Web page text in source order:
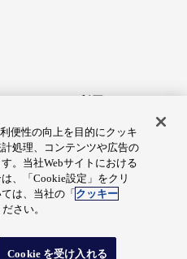
Cookie設定
Co., Ltd.
便性の向上を目的にクッキ
処理、コンテンツや広告の
。当社Webサイトにおける
、「Cookie設定」をクリ
は、当社の「 クッキー
さい。
Cookie を受け入れる